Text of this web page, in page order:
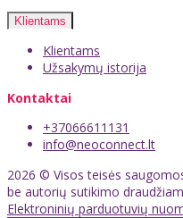
Klientams
Klientams
Užsakymų istorija
Kontaktai
+37066611131
info@neoconnect.lt
2026 © Visos teisės
be autorių sutikimo
Elektroninių parduotuvių